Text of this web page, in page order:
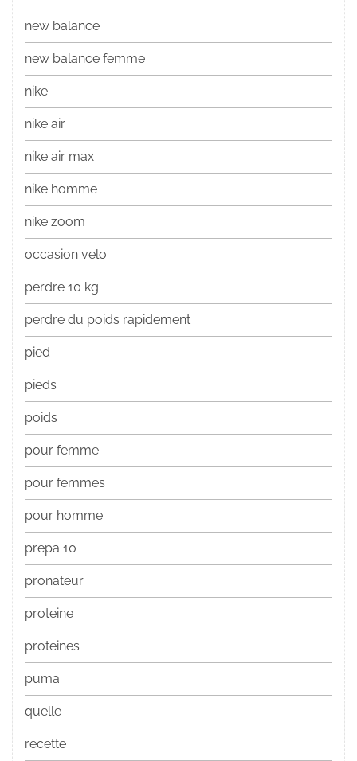
new balance
new balance femme
nike
nike air
nike air max
nike homme
nike zoom
occasion velo
perdre 10 kg
perdre du poids rapidement
pied
pieds
poids
pour femme
pour femmes
pour homme
prepa 10
pronateur
proteine
proteines
puma
quelle
recette